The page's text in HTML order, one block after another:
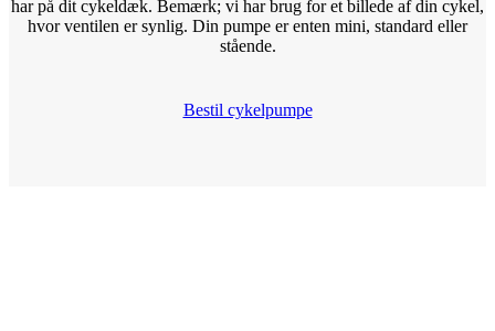
har på dit cykeldæk. Bemærk; vi har brug for et billede af din cykel,
hvor ventilen er synlig. Din pumpe er enten mini, standard eller
stående.
Bestil cykelpumpe